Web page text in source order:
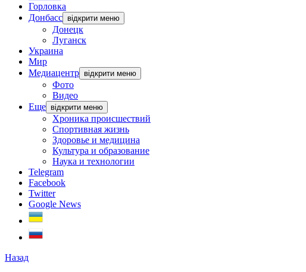
Горловка
Донбасс відкрити меню
Донецк
Луганск
Украина
Мир
Медиацентр відкрити меню
Фото
Видео
Еще відкрити меню
Хроника происшествий
Спортивная жизнь
Здоровье и медицина
Культура и образование
Наука и технологии
Telegram
Facebook
Twitter
Google News
Назад